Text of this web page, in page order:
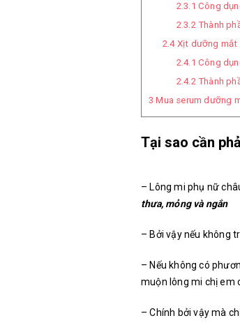
2.3.1 Công
2.3.2Thành
2.4Xịt dưỡng mắt
2.4.1 Công
2.4.2Thành
3 Mua serum dưỡng
Tại sao cần
– Lông mi phụ nữ
thưa, mỏng và ngắn
– Bởi vậy nếu không
– Nếu không có
muộn lông mi chị em
– Chính bởi vậy mà